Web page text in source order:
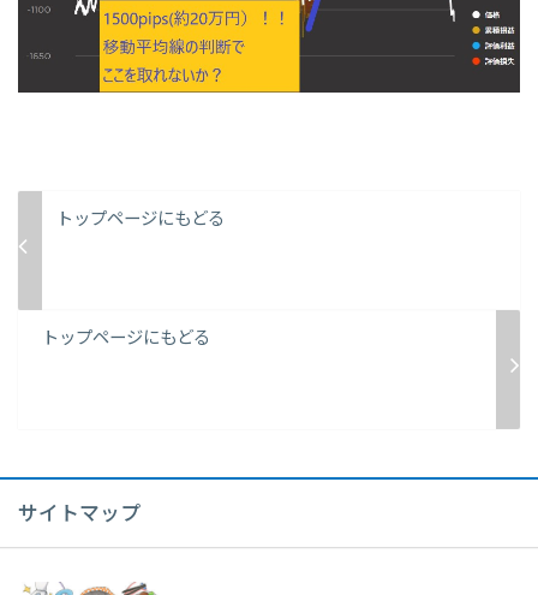
トップページにもどる
トップページにもどる
サイトマップ